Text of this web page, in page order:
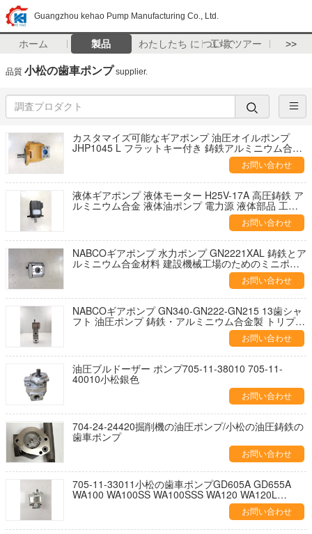
Guangzhou kehao Pump Manufacturing Co., Ltd.
ホーム 製品 わたしたち に つい て工場 ツアー >>
品質 小松の歯車ポンプ supplier.
カスタマイズ可能なギアポンプ 油圧オイルポンプ
JHP1045 L フラットキー付き 鋳鉄アルミニウム合金
お問い合わせ
液体ギアポンプ 液体モーター H25V-17A 高圧鋳鉄 ア
ルミニウム合金 液体油ポンプ 電力源 液体部品 工場
お問い合わせ
NABCOギアポンプ 水力ポンプ GN2221XAL 鋳鉄とア
ルミニウム合金材料 建設機械工場のためのミニポン
お問い合わせ
NABCOギアポンプ GN340-GN222-GN215 13歯シャ
フト 油圧ポンプ 鋳鉄・アルミニウム合金製 トリプル
お問い合わせ
油圧ブルドーザー ポンプ705-11-38010 705-11-
40010小松銀色
お問い合わせ
704-24-24420掘削機の油圧ポンプ/小松の油圧鋳鉄の
歯車ポンプ
お問い合わせ
705-11-33011小松の歯車ポンプGD605A GD655A
WA100 WA100SS WA100SSS WA120 WA120L
お問い合わせ